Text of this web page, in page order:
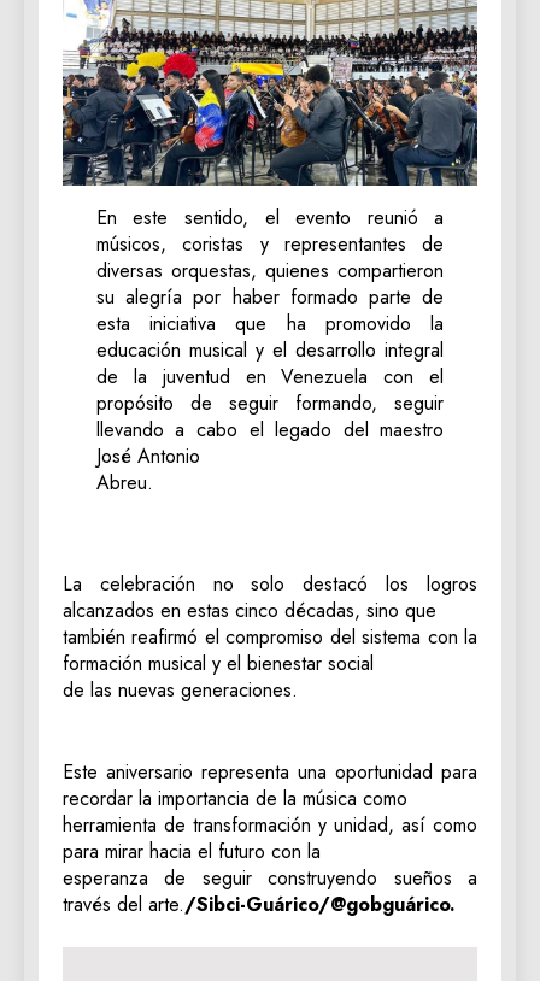
En este sentido, el evento reunió a
músicos, coristas y representantes de
diversas orquestas, quienes compartieron
su alegría por haber formado parte de
esta iniciativa que ha promovido la
educación musical y el desarrollo integral
de la juventud en Venezuela con el
propósito de seguir formando, seguir
llevando a cabo el legado del maestro
José Antonio
Abreu.
La celebración no solo destacó los logros
alcanzados en estas cinco décadas, sino que
también reafirmó el compromiso del sistema con la
formación musical y el bienestar social
de las nuevas generaciones.
Este aniversario representa una oportunidad para
recordar la importancia de la música como
herramienta de transformación y unidad, así como
para mirar hacia el futuro con la
esperanza de seguir construyendo sueños a
través del arte./Sibci-Guárico/@gobguárico.